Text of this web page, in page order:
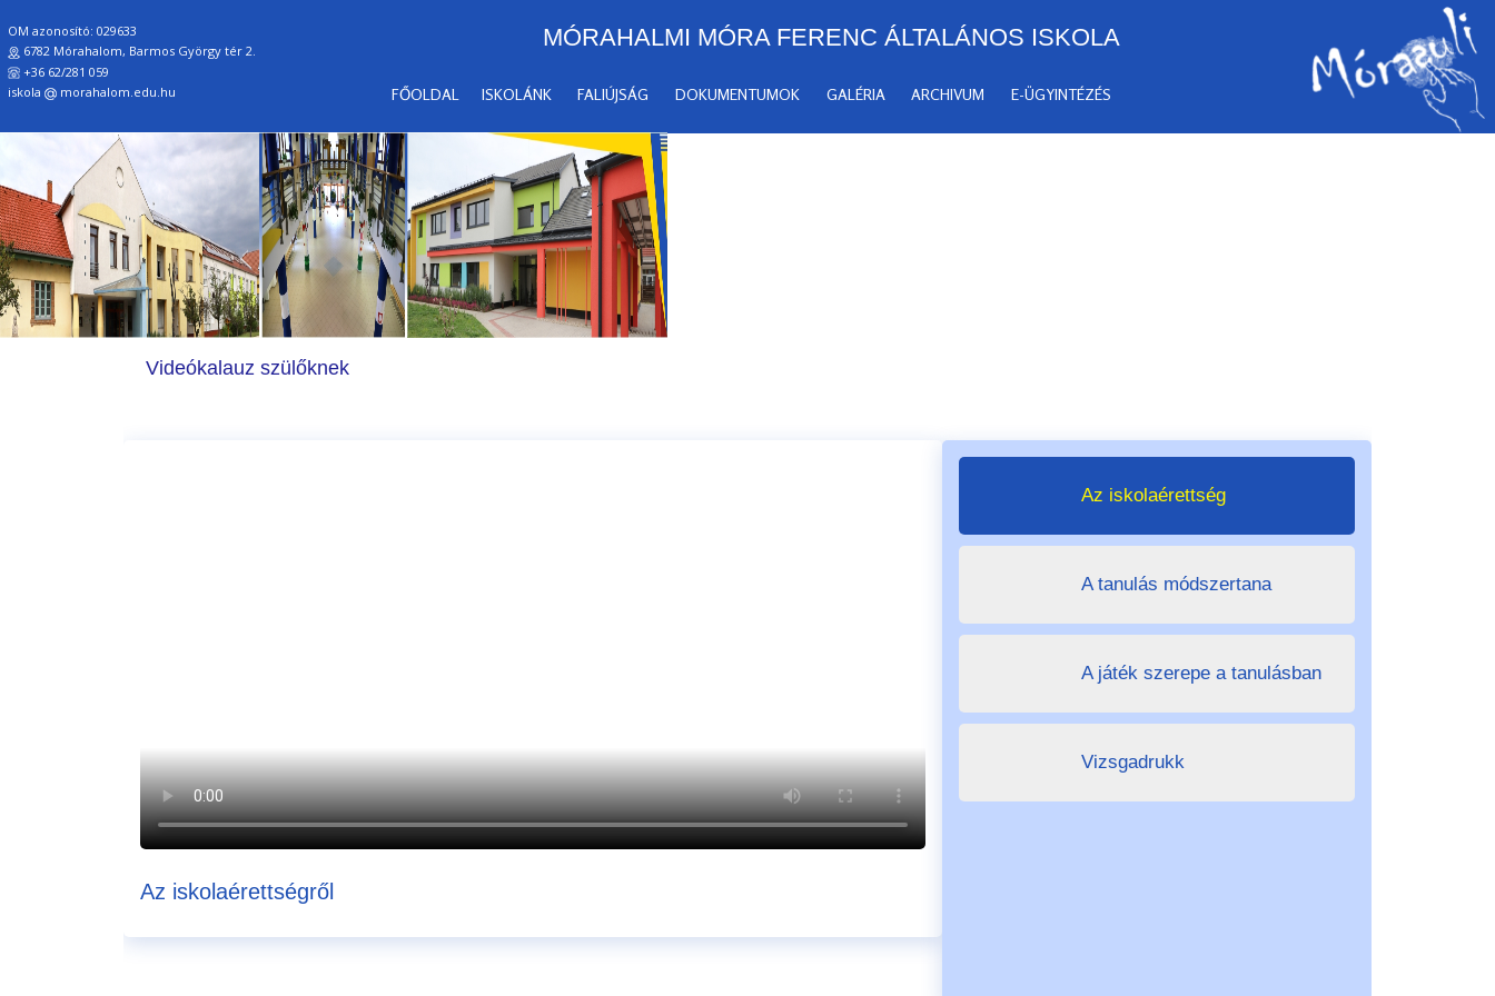
FŐOLDAL ISKOLÁNK FALIÚJSÁG DOKUMENTUMOK GALÉRIA ARCHIVUM E-ÜGYINTÉZÉS
MÓRAHALMI MÓRA FERENC ÁLTALÁNOS ISKOLA
OM azonosító: 029633
6782 Mórahalom, Barmos György tér 2.
+36 62/281 059
iskola
morahalom.edu.hu
Videókalauz szülőknek
Az iskolaérettségről
Az iskolaérettség
A tanulás módszertana
A játék szerepe a tanulásban
Vizsgadrukk